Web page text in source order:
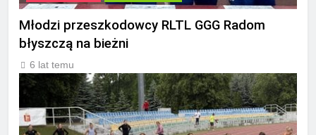
Młodzi przeszkodowcy RLTL GGG Radom
błyszczą na bieżni
6 lat temu